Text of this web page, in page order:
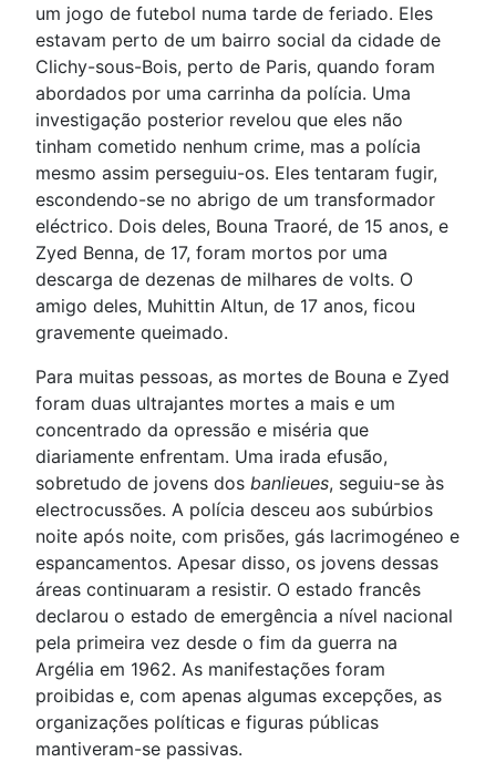
um jogo de futebol numa tarde de feriado. Eles
estavam perto de um bairro social da cidade de
Clichy-sous-Bois, perto de Paris, quando foram
abordados por uma carrinha da polícia. Uma
investigação posterior revelou que eles não
tinham cometido nenhum crime, mas a polícia
mesmo assim perseguiu-os. Eles tentaram fugir,
escondendo-se no abrigo de um transformador
eléctrico. Dois deles, Bouna Traoré, de 15 anos, e
Zyed Benna, de 17, foram mortos por uma
descarga de dezenas de milhares de volts. O
amigo deles, Muhittin Altun, de 17 anos, ficou
gravemente queimado.
Para muitas pessoas, as mortes de Bouna e Zyed
foram duas ultrajantes mortes a mais e um
concentrado da opressão e miséria que
diariamente enfrentam. Uma irada efusão,
sobretudo de jovens dos banlieues, seguiu-se às
electrocussões. A polícia desceu aos subúrbios
noite após noite, com prisões, gás lacrimogéneo e
espancamentos. Apesar disso, os jovens dessas
áreas continuaram a resistir. O estado francês
declarou o estado de emergência a nível nacional
pela primeira vez desde o fim da guerra na
Argélia em 1962. As manifestações foram
proibidas e, com apenas algumas excepções, as
organizações políticas e figuras públicas
mantiveram-se passivas.